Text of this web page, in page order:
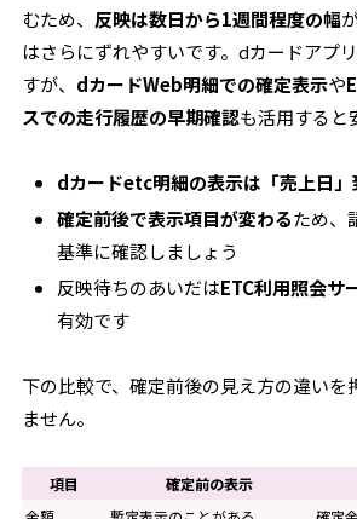
むため、 反映は数日から1週間程度の幅
はさらにずれやすいです。dカードアプ
すが、 dカードWeb明細での確定表示や
スでの走行履歴の早期確認も活用すると
dカードetc明細の表示は「売上日
確定前後で表示項目が変わるため、
基準に確認しましょう
反映待ちのあいだはETC利用照会サ
有効です
下の比較で、確定前後の見え方の違いを
ません。
項目 確定前の表示